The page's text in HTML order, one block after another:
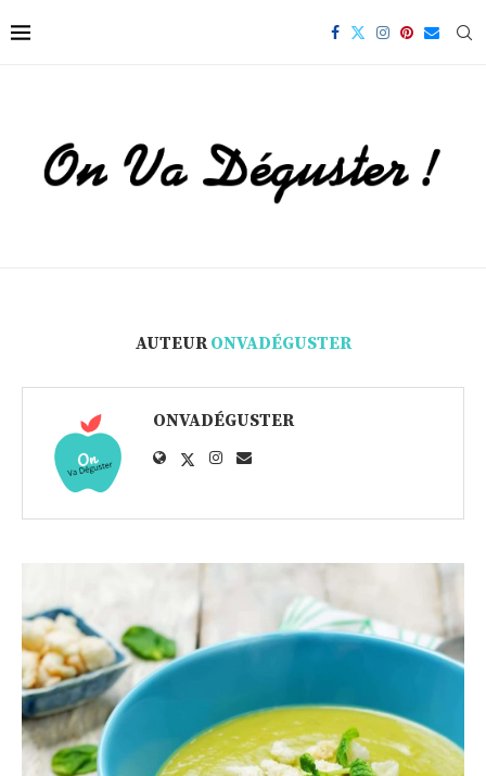
AUTEURONVADÉGUSTER
ONVADÉGUSTER